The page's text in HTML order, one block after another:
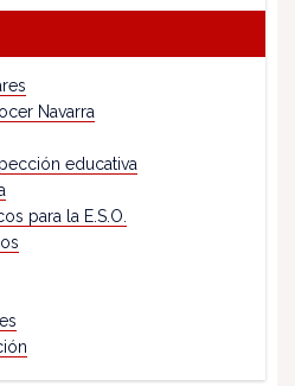
Navarra
educativa
para la E.S.O.